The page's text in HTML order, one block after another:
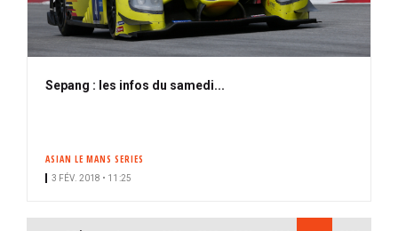
Sepang : les infos du samedi...
ASIAN LE MANS SERIES
3 FÉV. 2018 • 11:25